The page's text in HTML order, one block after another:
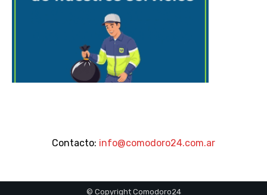
Contacto: info@comodoro24.com.ar
© Copyright Comodoro24